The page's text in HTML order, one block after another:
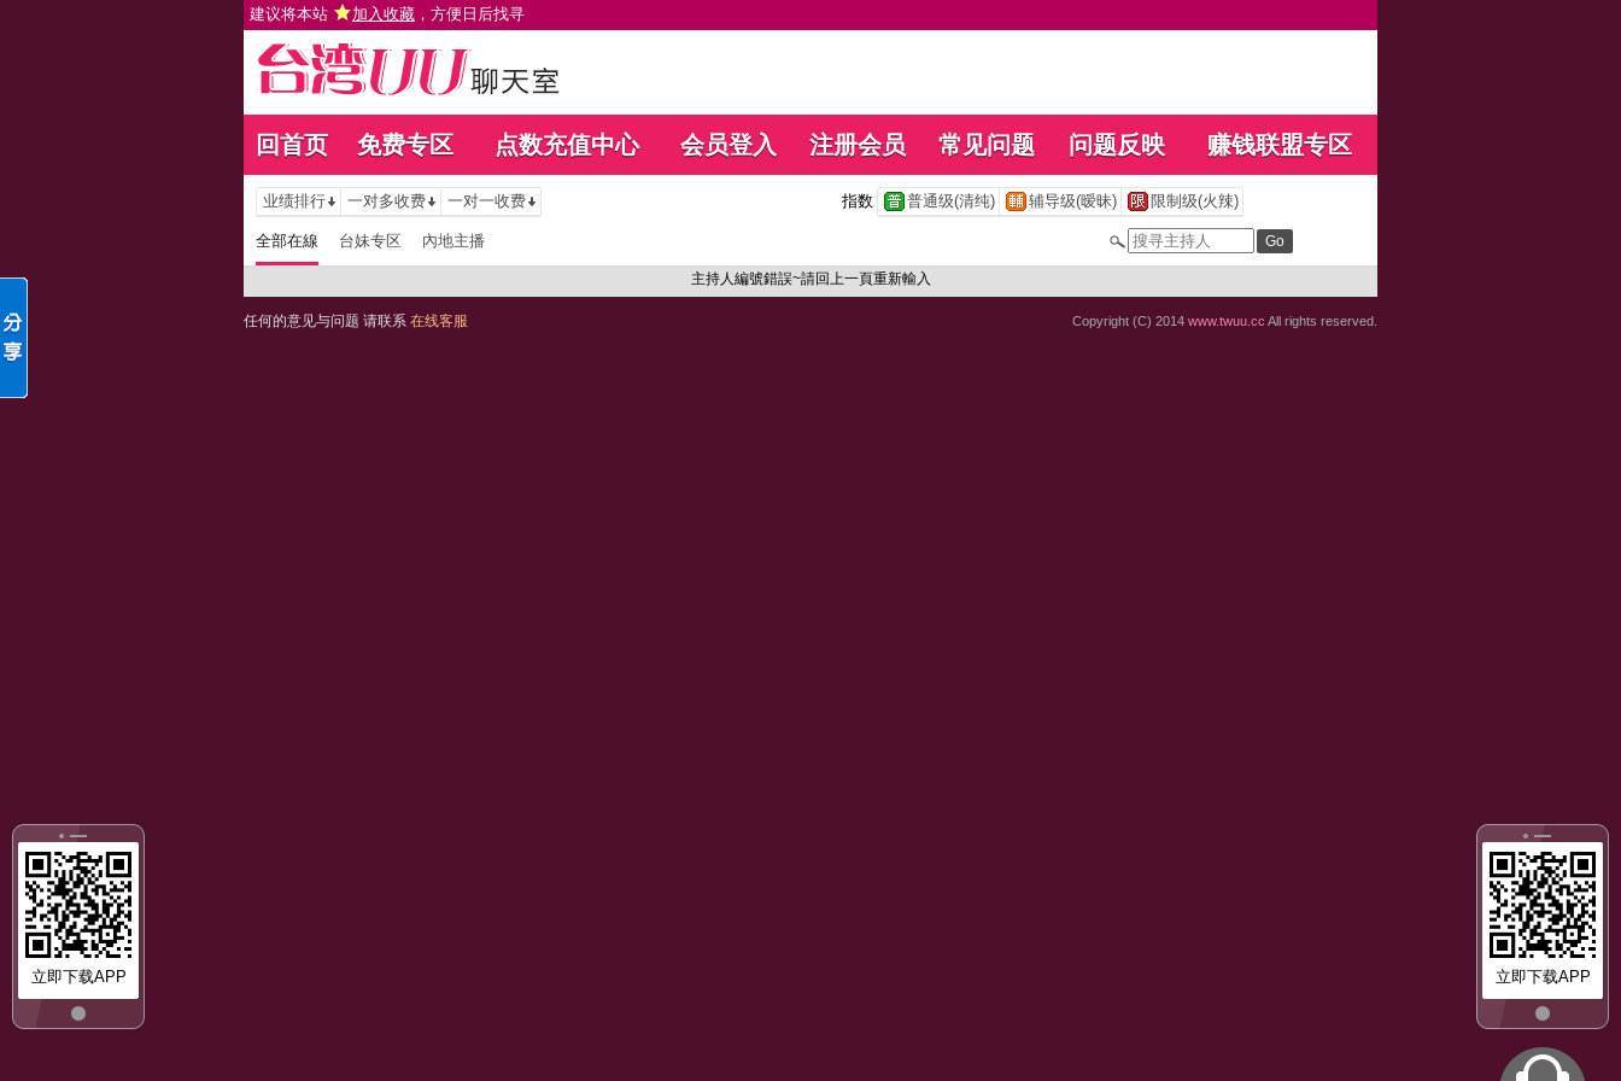
建议将本站 加入收藏 ，方便日后找寻
回首页 免费专区 点数充值中心 会员登入 注册会员 常见问题 问题反映 赚钱联盟专区
立即下载APP
立即下载APP
业绩排行 一对多收费 一对一收费 指数 普通级(清纯) 辅导级(暧昧) 限制级(火辣)
全部在線 台妹专区 內地主播
主持人編號錯誤~請回上一頁重新輸入
任何的意见与问题 请联系 在线客服 Copyright (C) 2014 www.twuu.cc All rights reserved.